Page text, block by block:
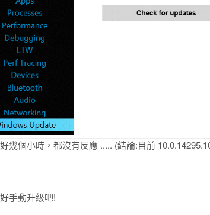
幾個小時，都沒有反應 ..... (結論:目前
手動升級吧!